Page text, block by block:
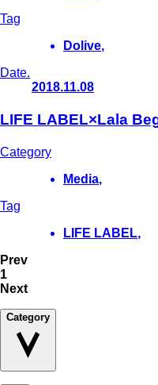
Tag
Dolive,
Date.
2018.11.08
LIFE LABEL×Lala
Category
Media,
Tag
LIFE LABEL,
Prev
1
Next
Category